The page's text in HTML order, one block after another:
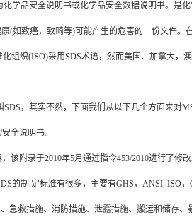
化学品安全说明书或化学品安全数据说明书。是
(如致癌，致畸等)可能产生的危害的一份文件。
化组织(ISO)采用SDS术语，然而美国、加拿大，
，其实不然，下面我们从以下几个方面来对
全说明书。
附录于2010年5月通过指令453/2010进行了修改
的制.定标准有很多，主要有GHS，ANSI, ISO，
急救措施、消防措施、泄露措施、搬运和储存